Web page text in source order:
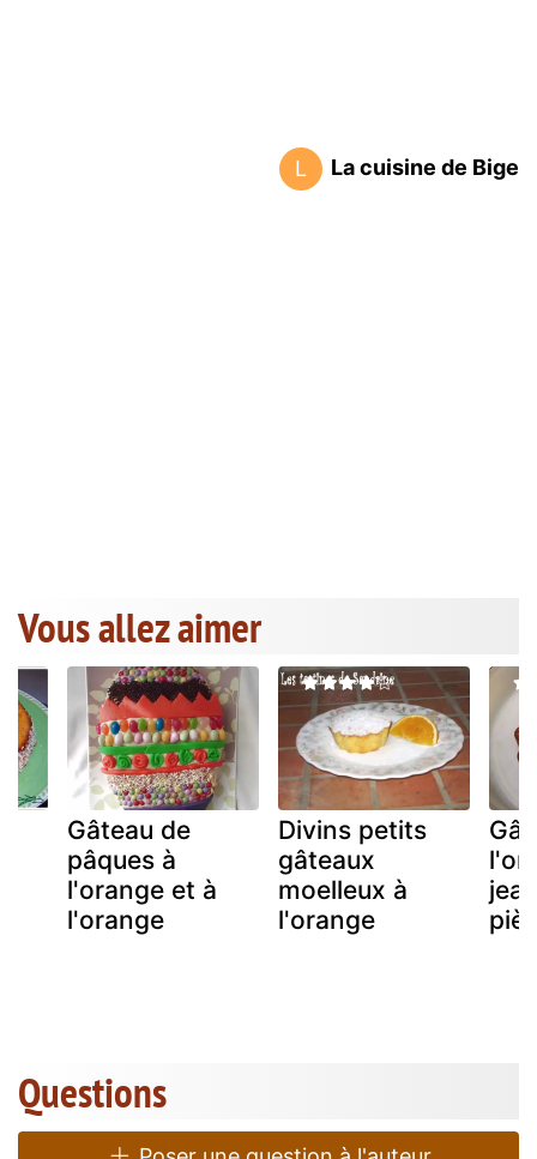
L La cuisine de Bige
Vous allez aimer
Gâteau de
pâques à
l'orange et à
l'orange
Divins petits
gâteaux
moelleux à
l'orange
Questions